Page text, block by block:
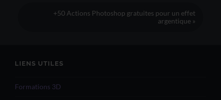
+50 Actions Photoshop gratuites pour un effet
argentique »
LIENS UTILES
Formations 3D